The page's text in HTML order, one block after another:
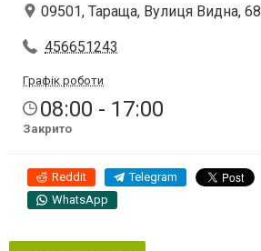
09501, Тараща, Вулиця Видна, 68
456651243
Графік роботи
08:00 - 17:00
Закрито
Reddit Telegram
WhatsApp